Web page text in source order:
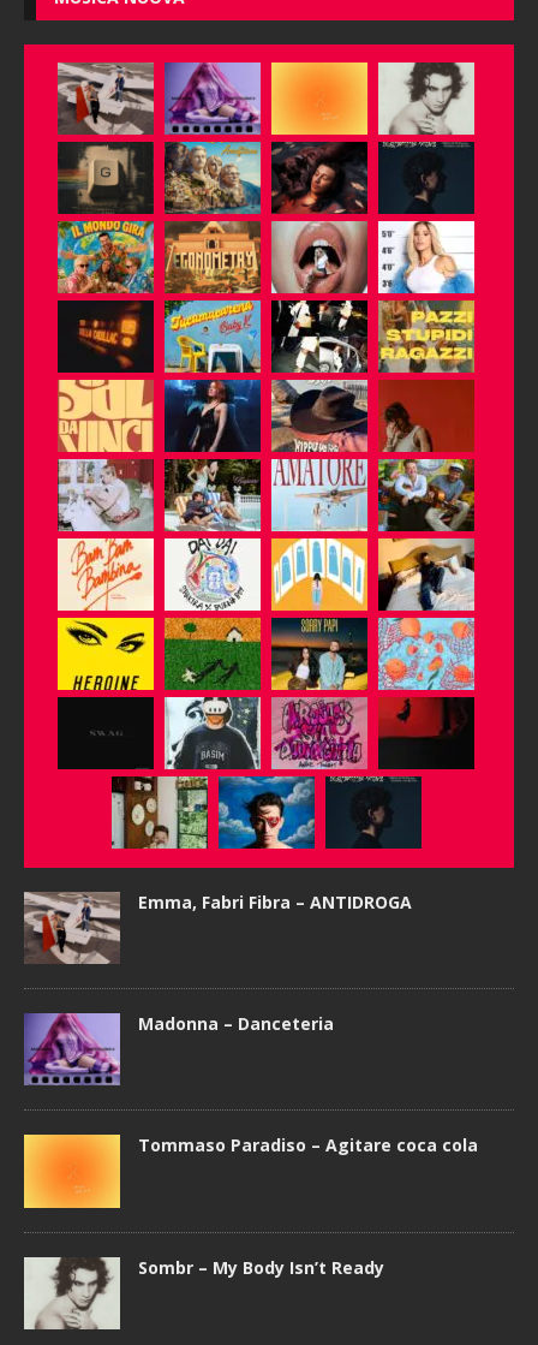
Emma, Fabri Fibra – ANTIDROGA
Madonna – Danceteria
Tommaso Paradiso – Agitare coca cola
Sombr – My Body Isn’t Ready